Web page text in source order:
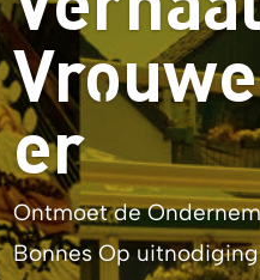
er
Ontmoet de
Bonnes Op